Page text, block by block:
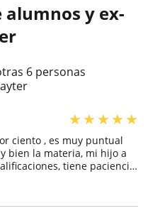
alumnos y ex-
6 personas
★★★★★
ciento , es muy puntual
bien la materia, mi hijo a
tiene paciencia
métodos súper